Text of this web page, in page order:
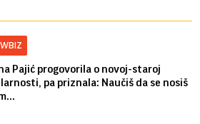
Pajić progovorila o novoj-staroj
pa priznala: Naučiš da se nosiš